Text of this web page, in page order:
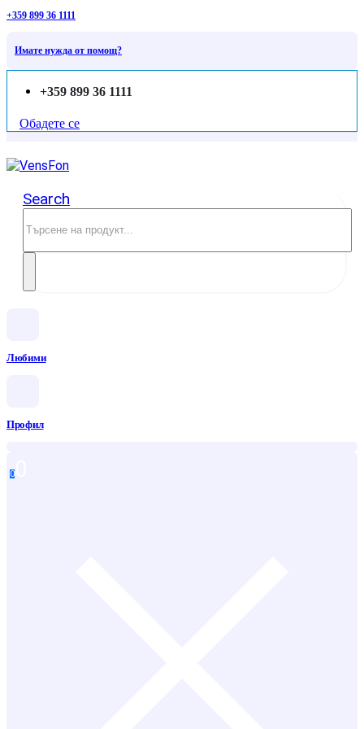
+359 899 36 1111
Имате нужда от помощ?
+359 899 36 1111
Обадете се
Search
Любими
Профил
0